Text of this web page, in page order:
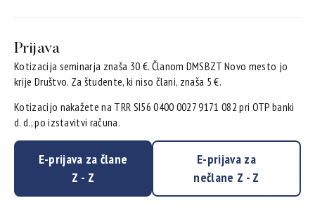
Prijava
Kotizacija seminarja znaša 30 €. Članom DMSBZT Novo mesto jo
krije Društvo. Za študente, ki niso člani, znaša 5 €.
Kotizacijo nakažete na TRR SI56 0400 0027 9171 082 pri OTP banki
d. d., po izstavitvi računa.
E-prijava za člane
Z - Z
E-prijava za
nečlane Z - Z